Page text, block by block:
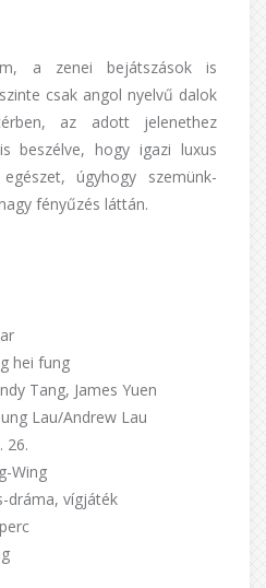
a zenei bejátszások is
csak angol nyelvű dalok
az adott jelenethez
beszélve, hogy igazi luxus
úgyhogy szemünk-
fényűzés láttán.
hei fung
Tang, James Yuen
Lau/Andrew Lau
26.
Wing
dráma, vígjáték